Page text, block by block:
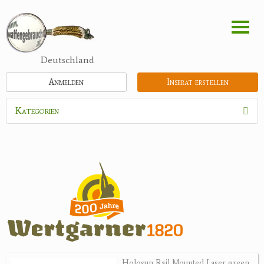
zum
Inhalt
Deutschland
Inserat erstellen
Anmelden
Kategorien
Kipplaufgewehre
Kleinkalibergewehre
Repetiererbüchse
Luftdruckwaffen